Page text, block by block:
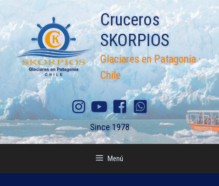
contenido
Cruceros
SKORPIOS
Glaciares en Patagonia ·
Chile
Since 1978
Menú